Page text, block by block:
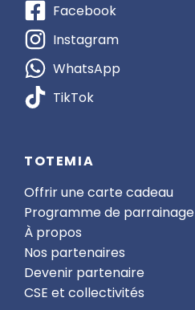
Facebook
Instagram
WhatsApp
TikTok
TOTEMIA
Offrir une carte cadeau
Programme de parrainage
À propos
Nos partenaires
Devenir partenaire
CSE et collectivités